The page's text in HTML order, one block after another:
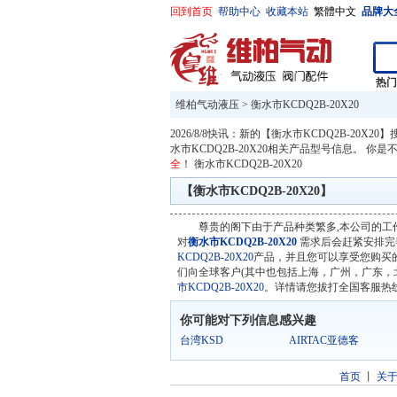
回到首页 帮助中心 收藏本站 繁體中文 品牌大
热
维柏气动液压 > 衡水市KCDQ2B-20X20
2026/8/8快讯：新的【衡水市KCDQ2B-20X20
水市KCDQ2B-20X20相关产品型号信息。 你是
全 ！ 衡水市KCDQ2B-20X20
【衡水市KCDQ2B-20X20】
尊贵的阁下由于产品种类繁多,本公司的
对衡水市KCDQ2B-20X20 需求后会赶紧安排
KCDQ2B-20X20产品，并且您可以享受您购买
们向全球客户(其中也包括上海，广州，广东
市KCDQ2B-20X20。详情请您拔打全国客服热
你可能对下列信息感兴趣
台湾KSD AIRTAC亚德客
首页丨 关